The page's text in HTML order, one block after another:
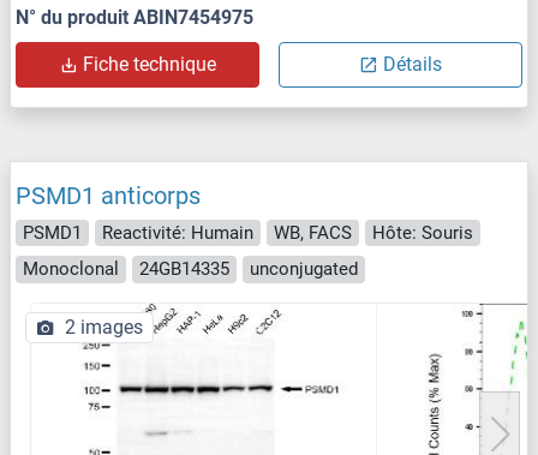
N° du produit ABIN7454975
Fiche technique Détails
PSMD1 anticorps
PSMD1 Reactivité: Humain WB, FACS
Hôte: Souris
Monoclonal
24GB14335 unconjugated
2 images